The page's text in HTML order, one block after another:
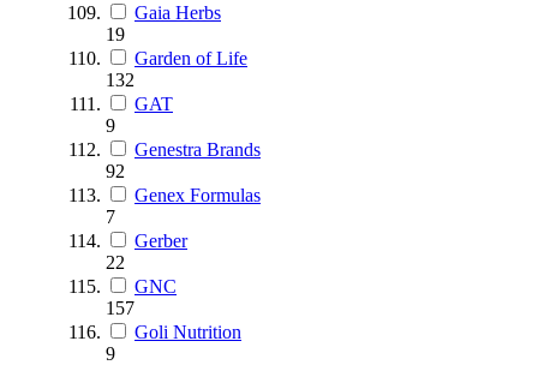
Gaia Herbs
19
Garden of Life
132
GAT
9
Genestra Brands
92
Genex Formulas
7
Gerber
22
GNC
157
Goli Nutrition
9